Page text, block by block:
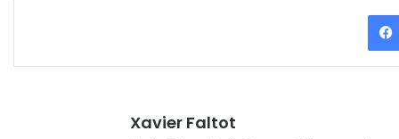
Xavier Faltot